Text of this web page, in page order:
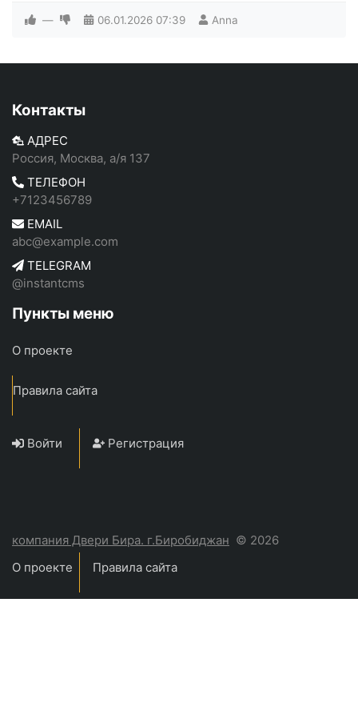
— 06.01.2026 07:39 Anna
Контакты
АДРЕС
Россия, Москва, а/я 137
ТЕЛЕФОН
+7123456789
EMAIL
abc@example.com
TELEGRAM
@instantcms
Пункты меню
О проекте
Правила сайта
Войти Регистрация
компания Двери Бира. г.Биробиджан © 2026
О проекте
Правила сайта